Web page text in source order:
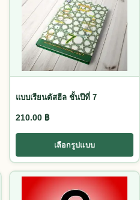
แบบเรียนตัสฮีล ชั้นปีที่ 7
210.00 ฿
เลือกรูปแบบ
The options may be